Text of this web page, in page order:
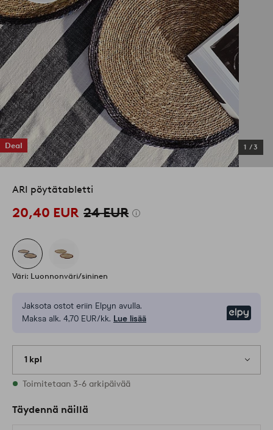
Deal 1 /3
ARI pöytätabletti
20,40 EUR 24 EUR
Väri: Luonnonväri/sininen
Jaksota ostot eriin Elpyn avulla.
Maksa alk. 4,70 EUR/kk. Lue lisää
1 kpl
Varastossa
Toimitetaan 3-6 arkipäivää
Täydennä näillä